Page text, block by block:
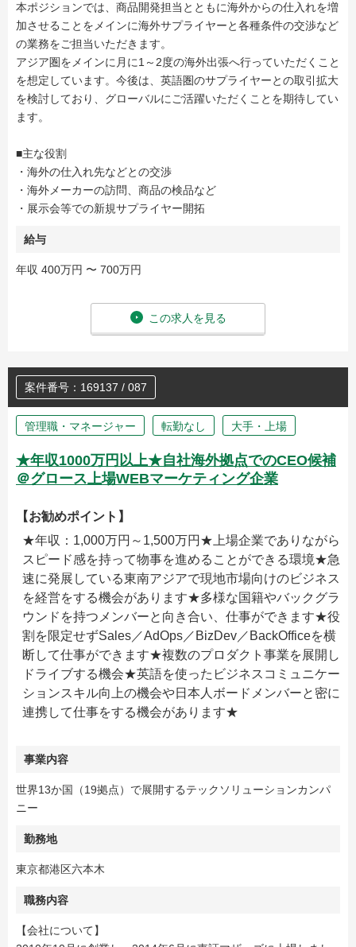
本ポジションでは、商品開発担当とともに海外からの仕入れを増
加させることをメインに海外サプライヤーと各種条件の交渉など
の業務をご担当いただきます。
アジア圏をメインに月に1～2度の海外出張へ行っていただくこと
を想定しています。今後は、英語圏のサプライヤーとの取引拡大
を検討しており、グローバルにご活躍いただくことを期待してい
ます。
■主な役割
・海外の仕入れ先などとの交渉
・海外メーカーの訪問、商品の検品など
・展示会等での新規サプライヤー開拓
給与
年収 400万円 〜 700万円
この求人を見る
案件番号：169137 / 087
管理職・マネージャー 転勤なし 大手・上場
★年収1000万円以上★自社海外拠点でのCEO候補
＠グロース上場WEBマーケティング企業
【お勧めポイント】
★年収：1,000万円～1,500万円★上場企業でありながら
スピード感を持って物事を進めることができる環境★急
速に発展している東南アジアで現地市場向けのビジネス
を経営をする機会があります★多様な国籍やバックグラ
ウンドを持つメンバーと向き合い、仕事ができます★役
割を限定せずSales／AdOps／BizDev／BackOfficeを横
断して仕事ができます★複数のプロダクト事業を展開し
ドライブする機会★英語を使ったビジネスコミュニケー
ションスキル向上の機会や日本人ボードメンバーと密に
連携して仕事をする機会があります★
事業内容
世界13か国（19拠点）で展開するテックソリューションカンパ
ニー
勤務地
東京都港区六本木
職務内容
【会社について】